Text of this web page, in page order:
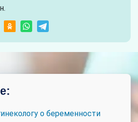
о беременности